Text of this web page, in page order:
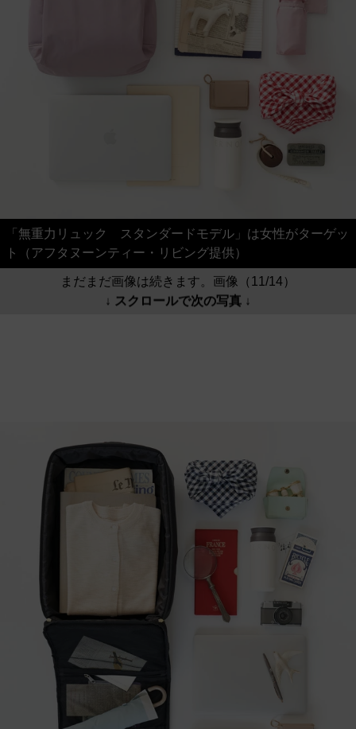
「無重力リュック スタンダードモデル」は女性がターゲッ
ト（アフタヌーンティー・リビング提供）
まだまだ画像は続きます。画像（11/14）
↓ スクロールで次の写真 ↓